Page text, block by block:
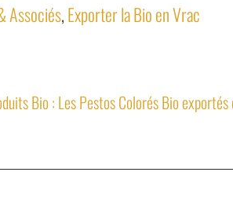
Associés,Exporter la Bio en Vrac
Bio : Les Pestos Colorés Bio exportés